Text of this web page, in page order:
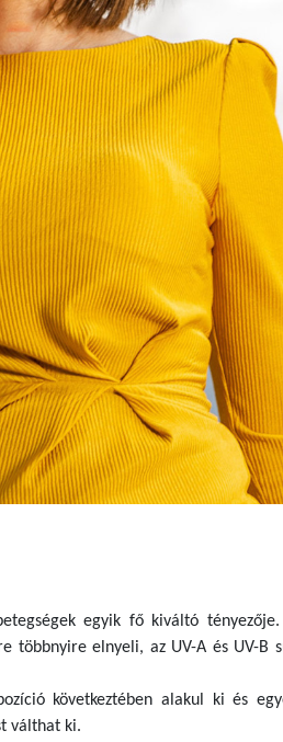
egyik fő kiváltó tényezője.
többnyire elnyeli, az UV-A és UV-B
következtében alakul ki és
válthat ki.